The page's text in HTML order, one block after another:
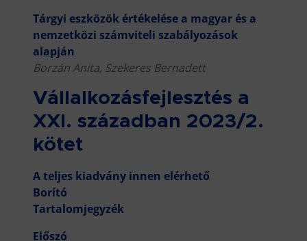
Tárgyi eszközök értékelése a magyar és a
nemzetközi számviteli szabályozások
alapján
Borzán Anita, Szekeres Bernadett
Vállalkozásfejlesztés a
XXI. században 2023/2.
kötet
A teljes kiadvány innen elérhető
Borító
Tartalomjegyzék
Előszó